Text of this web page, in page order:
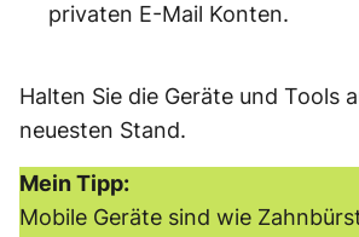
privaten E-Mail Konten.
Halten Sie die Geräte und Tools
neuesten Stand.
Mein Tipp:
Mobile Geräte sind wie